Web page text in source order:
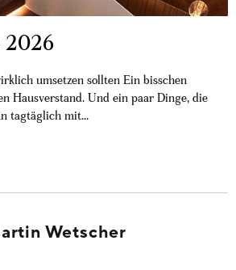
2026
umsetzen sollten Ein bisschen
Hausverstand. Und ein paar Dinge, die
tagtäglich mit...
Wetscher